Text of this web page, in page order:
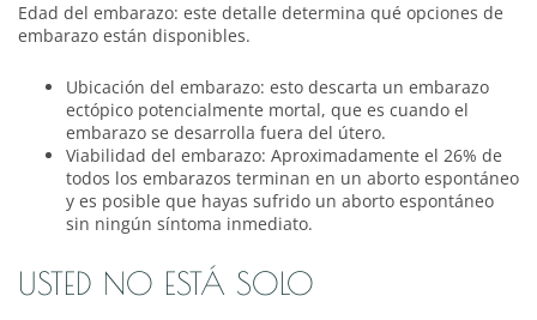
Edad del embarazo: este detalle determina qué opciones de
embarazo están disponibles.
Ubicación del embarazo: esto descarta un embarazo
ectópico potencialmente mortal, que es cuando el
embarazo se desarrolla fuera del útero.
Viabilidad del embarazo: Aproximadamente el 26% de
todos los embarazos terminan en un aborto espontáneo
y es posible que hayas sufrido un aborto espontáneo
sin ningún síntoma inmediato.
USTED NO ESTÁ SOLO